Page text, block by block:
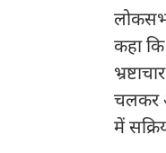
कहा
चलकर
में